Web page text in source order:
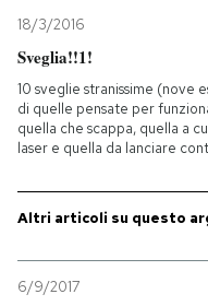
Mondo
Politica
Tecnologia
Internet
Scienza
Economia
18/3/2016
Sveglia!!1!
10 sveglie stranissime (nove
di quelle pensate per
quella che scappa, quella a
laser e quella da lanciare
Altri articoli su questo
6/9/2017